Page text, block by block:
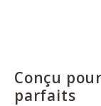
Conçu
parfaits